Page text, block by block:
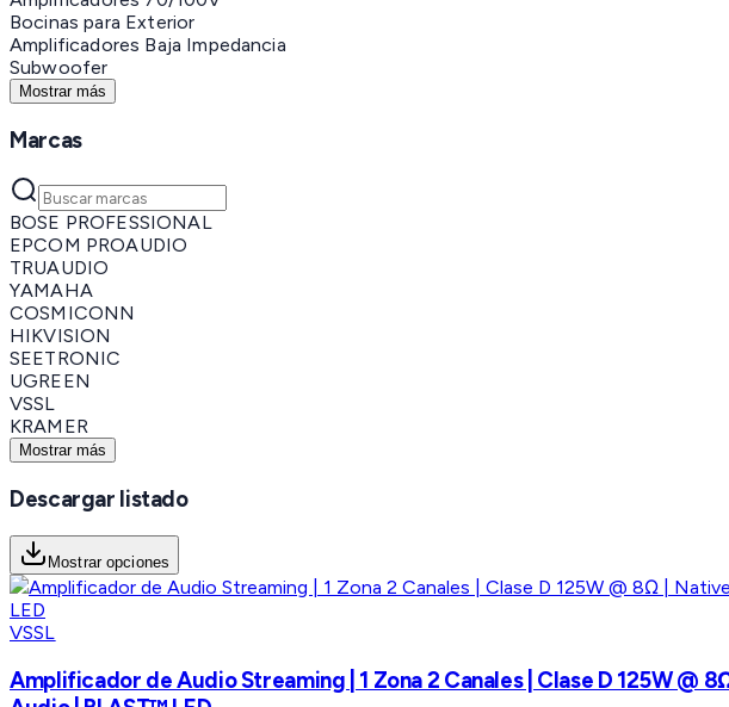
Bocinas para Exterior
Amplificadores Baja Impedancia
Subwoofer
Mostrar más
Marcas
BOSE PROFESSIONAL
EPCOM PROAUDIO
TRUAUDIO
YAMAHA
COSMICONN
HIKVISION
SEETRONIC
UGREEN
VSSL
KRAMER
Mostrar más
Descargar listado
Mostrar opciones
VSSL
Amplificador de Audio Streaming | 1 Zona 2 Canales | Clase D 125W @